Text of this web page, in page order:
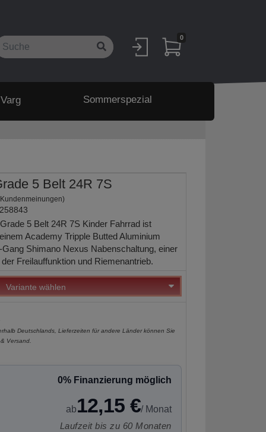
0
Sommerspezial
5 Belt 24R 7S
5 Belt 24R 7S Kinder Fahrrad ist
Academy Tripple Butted Aluminium
Shimano Nexus Nabenschaltung, einer
Freilauffunktion und Riemenantrieb.
Deutschlands, Lieferzeiten für andere Länder können Sie
Versand.
0% Finanzierung möglich
ab12,15 €/ Monat
Laufzeit bis zu 60 Monaten